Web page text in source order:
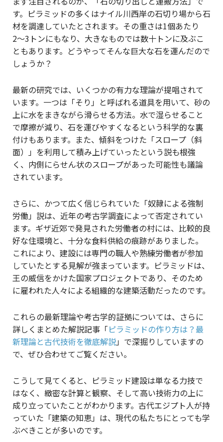
す。ピラミッドの多くはナイル川西岸の石切り場から石
材を調達していたとされます。その重さは1個あたり
2〜3トンにもなり、大きなものでは数十トンに及ぶこ
ともあります。どうやってそんな巨大な石を運んだので
しょうか？
最新の研究では、いくつかの有力な理論が提唱されて
います。一つは「そり」と呼ばれる道具を用いて、砂の
上に水をまきながら滑らせる方法。水で湿らせること
で摩擦が減り、石を運びやすくなるという科学的な裏
付けもあります。また、傾斜をつけた「スロープ（斜
面）」を利用して積み上げていったという説も根強
く、内側にらせん状のスロープがあった可能性も議論
されています。
さらに、かつて広く信じられていた「奴隷による強制
労働」説は、近年の考古学調査によって否定されてい
ます。ギザ近郊で発見された労働者の村には、比較的良
好な住環境と、十分な食料供給の痕跡がありました。
これにより、建設には専門の職人や熟練労働者が参加
していたとする見解が強まっています。ピラミッドは、
王の威信をかけた国家プロジェクトであり、そのため
に雇われた人々による組織的な建築活動だったのです。
これらの最新理論や考古学的証拠については、さらに
詳しくまとめた解説記事「ピラミッドの作り方は？最
新理論と古代技術を徹底解説」で深掘りしていますの
で、ぜひ合わせてご覧ください。
こうして見てくると、ピラミッド建設は単なる力技で
はなく、緻密な計算と観察、そして高い技術力の上に
成り立っていたことがわかります。古代エジプト人が持
っていた「建築の知恵」は、現代の私たちにとっても学
ぶべきことが多いのです。